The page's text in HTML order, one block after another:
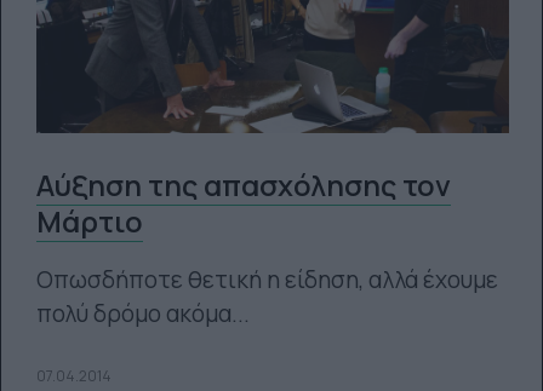
Αύξηση της απασχόλησης τον
Μάρτιο
Οπωσδήποτε θετική η είδηση, αλλά έχουμε
πολύ δρόμο ακόμα...
07.04.2014